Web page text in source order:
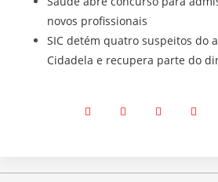
novos profissionais
SIC detém quatro suspeitos do
Cidadela e recupera parte do